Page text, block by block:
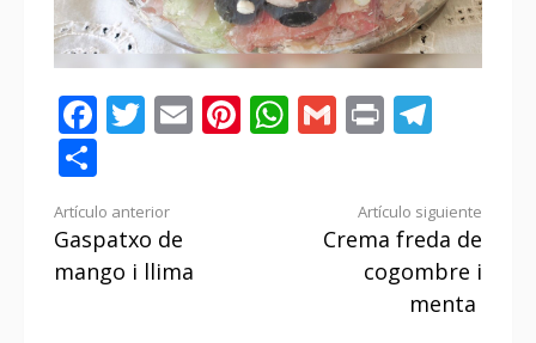
Facebook
Twitter
EmailPinterest
WhatsApp
Gmail
Print
Seguir
leyendo
Artículo anterior
Gaspatxo de
mango i llima
Artículo siguiente
Crema freda de
cogombre i
menta